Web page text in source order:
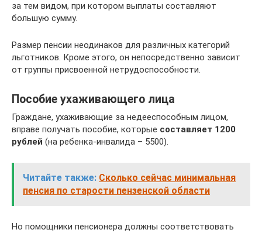
за тем видом, при котором выплаты составляют
большую сумму.
Размер пенсии неодинаков для различных категорий
льготников. Кроме этого, он непосредственно зависит
от группы присвоенной нетрудоспособности.
Пособие ухаживающего лица
Граждане, ухаживающие за недееспособным лицом,
вправе получать пособие, которые составляет 1200
рублей (на ребенка-инвалида – 5500).
Читайте также: Сколько сейчас минимальная
пенсия по старости пензенской области
Но помощники пенсионера должны соответствовать